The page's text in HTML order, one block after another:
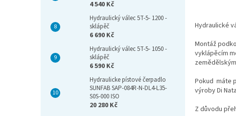
4 540 Kč
Hydraulický válec 5T-5- 1200 -
sklápěč
6 690 Kč
Hydraulický válec 5T-5- 1050 -
sklápěč
6 590 Kč
Hydraulicke pístové čerpadlo
SUNFAB SAP-084R-N-DL4-L35-
S0S-000 ISO
20 280 Kč
Hydraulické
Montáž
vyklápěcím
Pokud máte
výroby Di
Z důvodu